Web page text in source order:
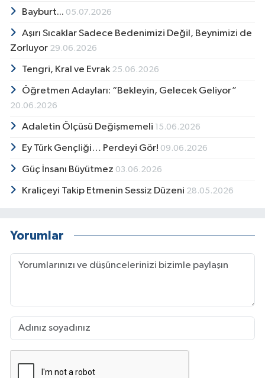
Bayburt... 05.07.2026
Aşırı Sıcaklar Sadece Bedenimizi Değil, Beynimizi de
Zorluyor 29.06.2026
Tengri, Kral ve Evrak 25.06.2026
Öğretmen Adayları: “Bekleyin, Gelecek Geliyor”
20.06.2026
Adaletin Ölçüsü Değişmemeli 15.06.2026
Ey Türk Gençliği… Perdeyi Gör! 09.06.2026
Güç İnsanı Büyütmez 03.06.2026
Kraliçeyi Takip Etmenin Sessiz Düzeni 28.05.2026
Yorumlar